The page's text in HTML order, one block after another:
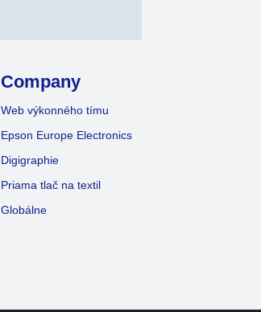
Company
Web výkonného tímu
Epson Europe Electronics
Digigraphie
Priama tlač na textil
Globálne